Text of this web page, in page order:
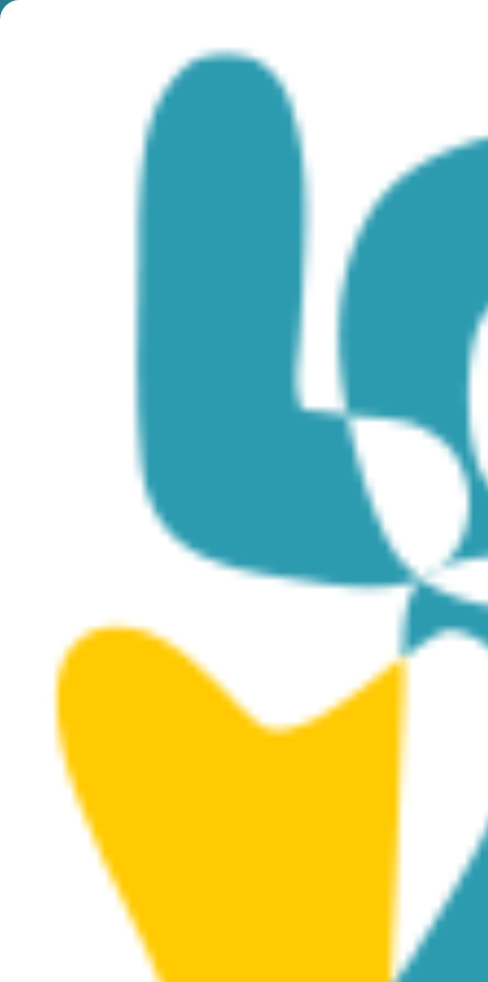
Galeria Sztuki „PSI
Foundation”
Posted onJuly 9, 2024
Leave
Fundacja PSI, organizacja non-profit z siedzibą w
Limassol, została powołana z misją wspierania i